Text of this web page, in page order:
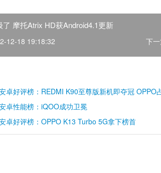
了 摩托Atrix HD获Android4.1更新
12-18 19:18:32 下
卓好评榜：REDMI K90至尊版新机即夺冠 OPPO
卓性能榜：iQOO成功卫冕
卓好评榜：OPPO K13 Turbo 5G拿下榜首